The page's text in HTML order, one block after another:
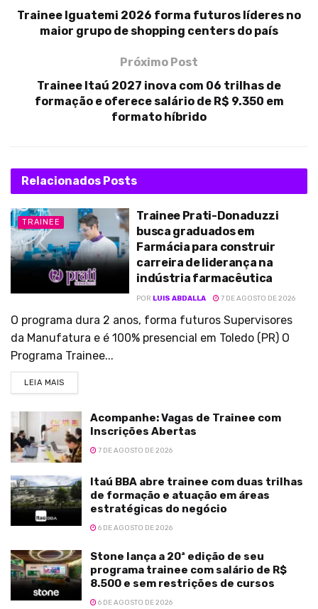
Trainee Iguatemi 2026 forma futuros líderes no
maior grupo de shopping centers do país
Próximo Post
Trainee Itaú 2027 inova com 06 trilhas de
formação e oferece salário de R$ 9.350 em
formato híbrido
Relacionados Posts
TRAINEE
Trainee Prati-Donaduzzi
busca graduados em
Farmácia para construir
carreira de liderança na
indústria farmacêutica
POR LUIS ABDALLA 7 DE AGOSTO DE 2026
O programa dura 2 anos, forma futuros Supervisores
da Manufatura e é 100% presencial em Toledo (PR) O
Programa Trainee...
LEIA MAIS
Acompanhe: Vagas de Trainee com
Inscrições Abertas
7 DE AGOSTO DE 2026
Itaú BBA abre trainee com duas trilhas
de formação e atuação em áreas
estratégicas do negócio
6 DE AGOSTO DE 2026
Stone lança a 20ª edição de seu
programa trainee com salário de R$
8.500 e sem restrições de cursos
6 DE AGOSTO DE 2026